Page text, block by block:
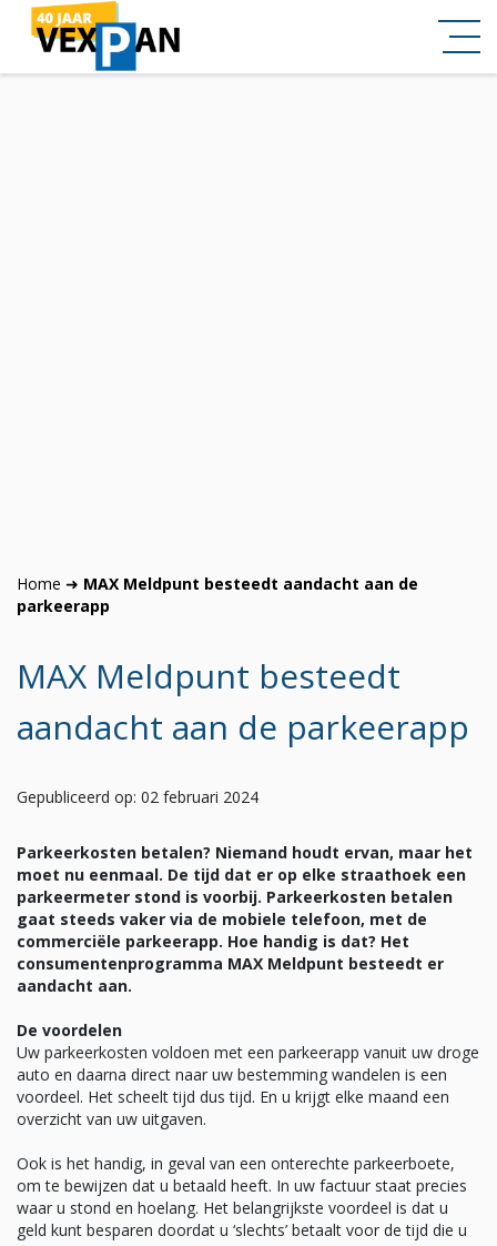
Home ➜ MAX Meldpunt besteedt aandacht aan de
parkeerapp
MAX Meldpunt besteedt
aandacht aan de parkeerapp
Gepubliceerd op: 02 februari 2024
Parkeerkosten betalen? Niemand houdt ervan, maar het
moet nu eenmaal. De tijd dat er op elke straathoek een
parkeermeter stond is voorbij. Parkeerkosten betalen
gaat steeds vaker via de mobiele telefoon, met de
commerciële parkeerapp. Hoe handig is dat? Het
consumentenprogramma MAX Meldpunt besteedt er
aandacht aan.
De voordelen
Uw parkeerkosten voldoen met een parkeerapp vanuit uw droge
auto en daarna direct naar uw bestemming wandelen is een
voordeel. Het scheelt tijd dus tijd. En u krijgt elke maand een
overzicht van uw uitgaven.
Ook is het handig, in geval van een onterechte parkeerboete,
om te bewijzen dat u betaald heeft. In uw factuur staat precies
waar u stond en hoelang. Het belangrijkste voordeel is dat u
geld kunt besparen doordat u ‘slechts’ betaalt voor de tijd die u